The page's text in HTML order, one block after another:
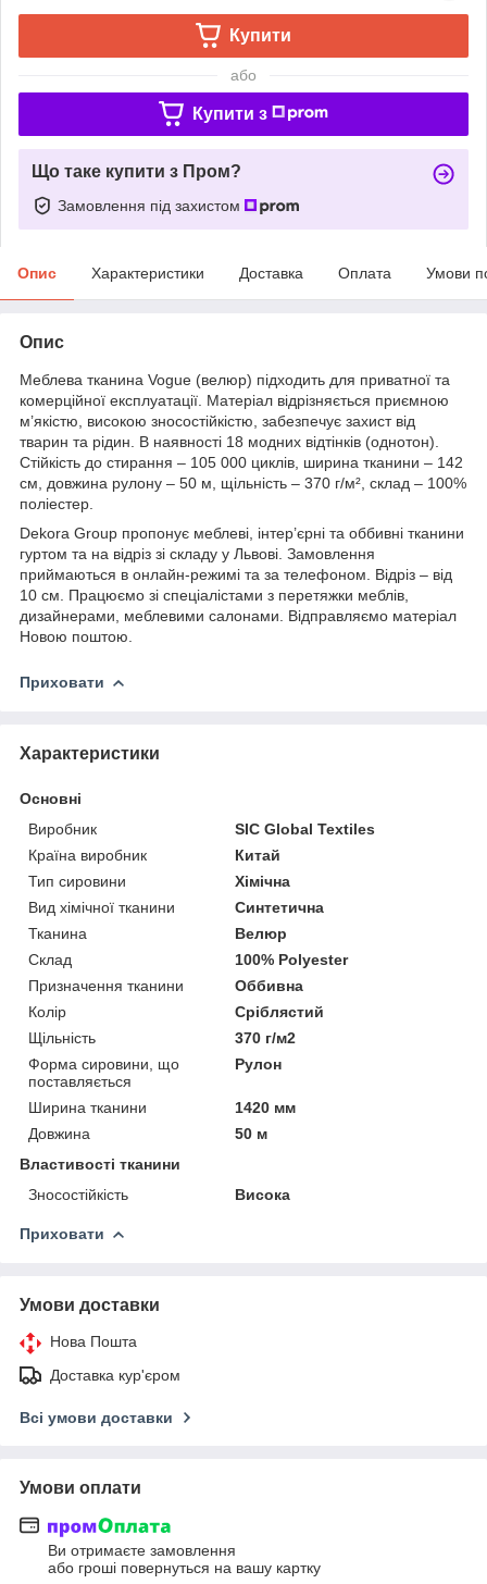
Купити
або
Купити з
Що таке купити з Пром?
Замовлення під захистом
Опис Характеристики Доставка Оплата Умови
Опис
Меблева тканина Vogue (велюр) підходить для приватної та
комерційної експлуатації. Матеріал відрізняється приємною
м’якістю, високою зносостійкістю, забезпечує захист від
тварин та рідин. В наявності 18 модних відтінків (однотон).
Стійкість до стирання – 105 000 циклів, ширина тканини – 142
см, довжина рулону – 50 м, щільність – 370 г/м², склад – 100%
поліестер.
Dekora Group пропонує меблеві, інтер’єрні та оббивні тканини
гуртом та на відріз зі складу у Львові. Замовлення
приймаються в онлайн-режимі та за телефоном. Відріз – від
10 см. Працюємо зі спеціалістами з перетяжки меблів,
дизайнерами, меблевими салонами. Відправляємо матеріал
Новою поштою.
Приховати
Характеристики
Основні
Виробник
SIC Global Textiles
Країна виробник
Китай
Тип сировини
Хімічна
Вид хімічної тканини
Синтетична
Тканина
Велюр
Склад
100% Polyester
Призначення тканини
Оббивна
Колір
Сріблястий
Щільність
370 г/м2
Форма сировини, що
поставляється
Рулон
Ширина тканини
1420 мм
Довжина
50 м
Властивості тканини
Зносостійкість
Висока
Приховати
Умови доставки
Нова Пошта
Доставка кур'єром
Всі умови доставки
Умови оплати
Ви отримаєте замовлення
або гроші повернуться на вашу картку